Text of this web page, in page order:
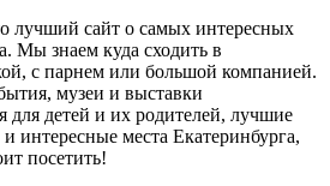
лучший сайт о самых интересных
Мы знаем куда сходить в
с парнем или большой компанией.
музеи и выставки
для детей и их родителей, лучшие
интересные места Екатеринбурга,
посетить!